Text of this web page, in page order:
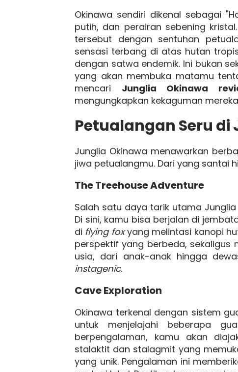
Okinawa sendiri dikenal sebagai
putih, dan perairan sebening
tersebut dengan sentuhan
sensasi terbang di atas hutan
dengan satwa endemik. Ini bukan
yang akan membuka matamu
mencari Junglia Okinawa
mengungkapkan kekaguman
Petualangan Seru
Junglia Okinawa menawarkan
jiwa petualangmu. Dari yang santai
The Treehouse Adventure
Salah satu daya tarik utama
Di sini, kamu bisa berjalan di
di flying foxyang melintasi kanopi
perspektif yang berbeda, sekaligus
usia, dari anak-anak hingga
instagenic.
Cave Exploration
Okinawa terkenal dengan sistem
untuk menjelajahi beberapa
berpengalaman, kamu akan
stalaktit dan stalagmit yang
yang unik. Pengalaman ini